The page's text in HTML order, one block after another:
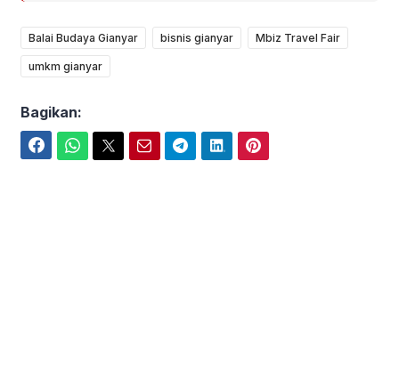
Balai Budaya Gianyar bisnis gianyar Mbiz Travel Fair
umkm gianyar
Bagikan: